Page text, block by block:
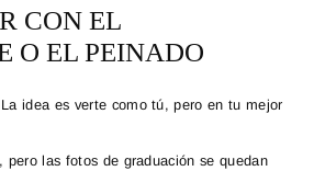
CON EL
O EL PEINADO
idea es verte como tú, pero en tu mejor
pero las fotos de graduación se quedan